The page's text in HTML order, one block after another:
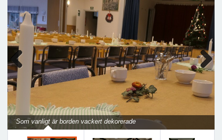
Som vanligt är borden vackert dekorerade
Previous Next